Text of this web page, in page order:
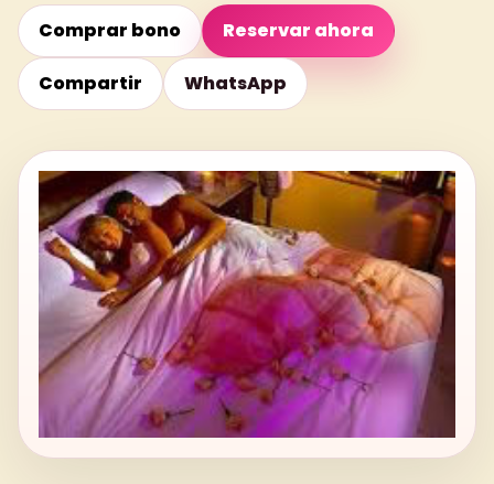
Comprar bono Reservar ahora
Compartir WhatsApp